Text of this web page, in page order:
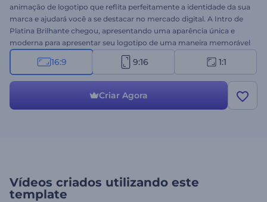
animação de logotipo que reflita perfeitamente a identidade da sua
marca e ajudará você a se destacar no mercado digital. A Intro de
Platina Brilhante chegou, apresentando uma aparência única e
moderna para apresentar seu logotipo de uma maneira memorável
e atrair muitos clientes em potencial para sua empresa, marca ou
serviço. Tudo o que você precisa fazer é enviar o seu logotipo,
minutos para obter uma abertura em vídeo animada
profissionalmente. Ideal para promoções de produtos ou serviços,
16:9 9:16 1:1
Criar Agora
Vídeos criados utilizando este
template